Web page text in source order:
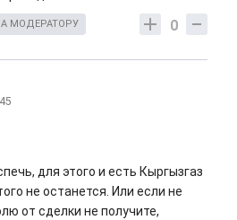
0
МОДЕРАТОРУ
для этого и есть Кыргызгаз
не останется. Или если не
от сделки не получите,